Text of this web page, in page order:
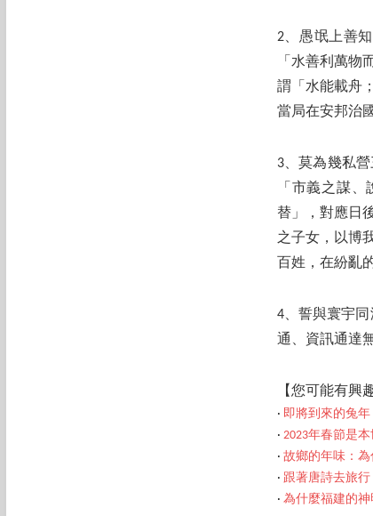
2、愚氓上善
「水善利萬物
謂「水能載舟
當局在安邦治
3、莫為幾私
「市義之謀
替」，對應日
之子女，以博
百姓，在紛亂
4、誓與寰宇
通、資訊通達
【您可能有興
‧ 即將到來的兔年
‧ 2023年春節是
‧ 故鄉的年味：
‧ 跟著唐詩去旅
‧ 為什麼福建的